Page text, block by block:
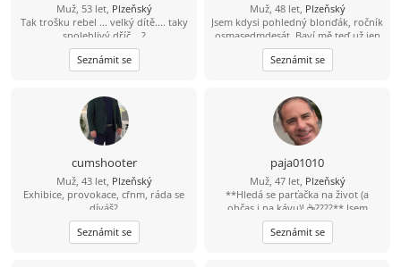
Muž, 53 let, Plzeňský
Tak trošku rebel ... velký dítě.... taky
spolehlivý dříč ...?
Seznámit se
Muž, 48 let, Plzeňský
Jsem kdysi pohledný blonďák, ročník
osmasedmdesát. Baví mě teď už jen
sledovat fotbal, hokej, atd. Kolo, lyže
a nějaký ten pohyb ve vodě ještě
zvládnu a možná i běh (pár metrů;-)
Seznámit se
cumshooter
Muž, 43 let, Plzeňský
Exhibice, provokace, cfnm, ráda se
díváš?
Seznámit se
paja01010
Muž, 47 let, Plzeňský
**Hledá se parťačka na život (a
občas i na kávu)! ☕????** Jsem
aktivní chlap, kterého jen tak něco
nezastaví. Rád sportuju, cestuju,
objevuju nová místa a zážitky. Jsem
Seznámit se